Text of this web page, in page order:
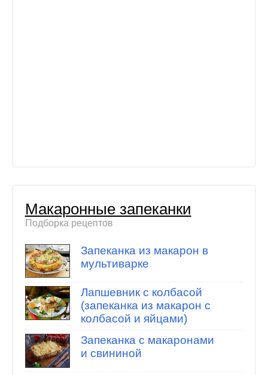
Макаронные запеканки
Подборка рецептов
Запеканка из макарон в
мультиварке
Лапшевник с колбасой
(запеканка из макарон с
колбасой и яйцами)
Запеканка с макаронами
и свининой